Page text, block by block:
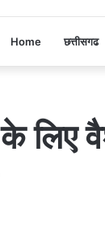
Home छत्तीसगढ
लिए